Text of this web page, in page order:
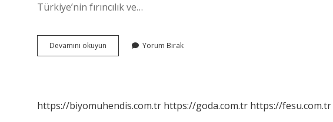
Türkiye’nin fırıncılık ve…
Devamını okuyun
Pirinç
Yorum Bırak
https://biyomuhendis.com.tr https://goda.com.tr https://fesu.com.tr